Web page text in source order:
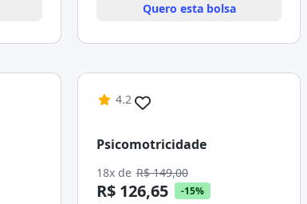
Quero esta bolsa
4.2
Psicomotricidade
18x de R$ 149,00
R$ 126,65 -15%